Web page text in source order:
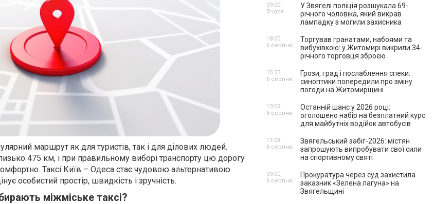
маршрут як для туристів, так і для ділових людей.
475 км, і при правильному виборі транспорту цю дорогу
Таксі Київ – Одеса стає чудовою альтернативою
особистий простір, швидкість і зручність.
міжміське таксі?
У Звягелі поліція розшукала 69-
річного чоловіка, який викрав
лампадку з могили захисника
09:00,
Вчора
Торгував гранатами, набоями та
вибухівкою: у Житомирі викрили 34-
річного торговця зброєю
18:00,
6 серпня
Грози, град і послаблення спеки:
синоптики попередили про зміну
погоди на Житомирщині
15:23,
6 серпня
Останній шанс у 2026 році:
оголошено набір на безплатний курс
для майбутніх водійок автобусів
13:09,
6 серпня
Звягельський забіг-2026: містян
запрошують випробувати свої сили
на спортивному святі
11:08,
6 серпня
Прокуратура через суд захистила
заказник «Зелена лагуна» на
Звягельщині
09:00,
6 серпня